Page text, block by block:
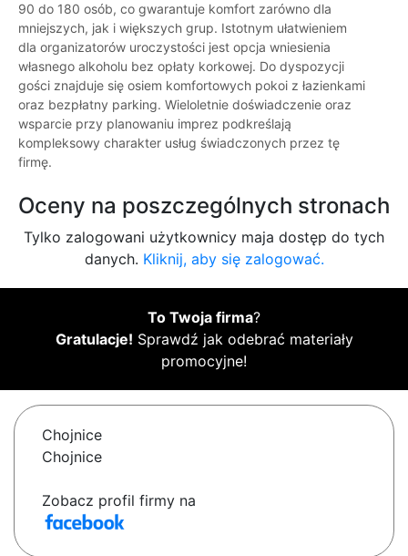
90 do 180 osób, co gwarantuje komfort zarówno dla
mniejszych, jak i większych grup. Istotnym ułatwieniem
dla organizatorów uroczystości jest opcja wniesienia
własnego alkoholu bez opłaty korkowej. Do dyspozycji
gości znajduje się osiem komfortowych pokoi z łazienkami
oraz bezpłatny parking. Wieloletnie doświadczenie oraz
wsparcie przy planowaniu imprez podkreślają
kompleksowy charakter usług świadczonych przez tę
firmę.
Oceny na poszczególnych stronach
Tylko zalogowani użytkownicy maja dostęp do tych
danych. Kliknij, aby się zalogować.
To Twoja firma?
Gratulacje! Sprawdź jak odebrać materiały
promocyjne!
Chojnice
Chojnice
Zobacz profil firmy na